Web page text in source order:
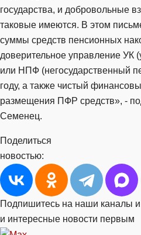
государства, и добровольные
таковые имеются. В этом
суммы средств пенсионных
доверительное управление
или НПФ (негосударственный
году, а также чистый
размещения ПФР средств», -
Семенец.
Поделиться
новостью:
Подпишитесь на наши каналы
и интересные новости первым